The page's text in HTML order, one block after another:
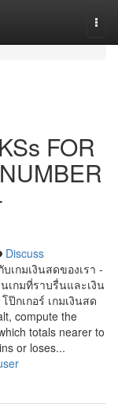
FOR
Discuss
กมเงินสดของเรา -
เกมที่ราบรื่นและเงิน
กเกอร์ เกมเงินสด
compute the
totals nearer to
or loses...